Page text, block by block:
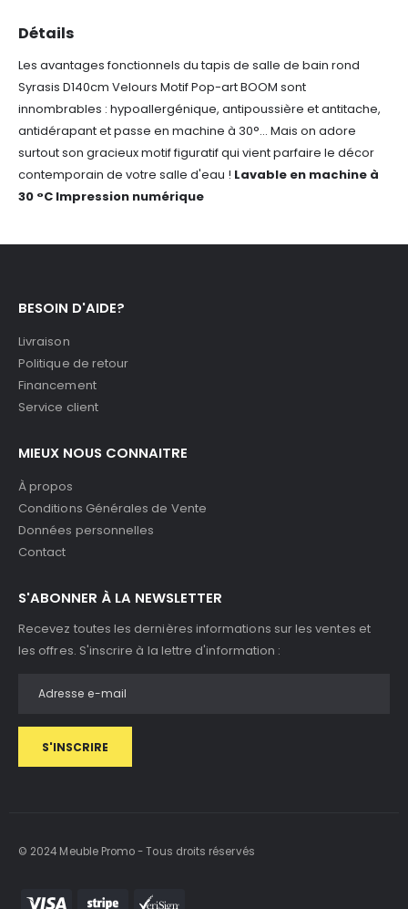
Détails
Les avantages fonctionnels du tapis de salle de bain rond
Syrasis D140cm Velours Motif Pop-art BOOM sont
innombrables : hypoallergénique, antipoussière et antitache,
antidérapant et passe en machine à 30°... Mais on adore
surtout son gracieux motif figuratif qui vient parfaire le décor
contemporain de votre salle d'eau ! Lavable en machine à
30 °C Impression numérique
BESOIN D'AIDE?
Livraison
Politique de retour
Financement
Service client
MIEUX NOUS CONNAITRE
À propos
Conditions Générales de Vente
Données personnelles
Contact
S'ABONNER À LA NEWSLETTER
Recevez toutes les dernières informations sur les ventes et
les offres. S'inscrire à la lettre d'information :
S'INSCRIRE
© 2024 Meuble Promo - Tous droits réservés